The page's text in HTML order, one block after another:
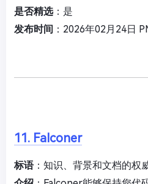
是否精选：是
发布时间 ：2026年02月24日
11. Falconer
标语：知识、背景和文档的权